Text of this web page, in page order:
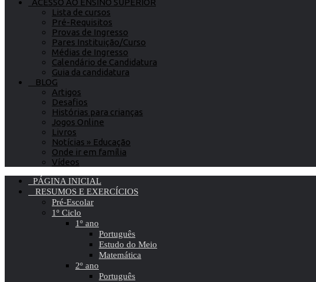
ACESSO AO ENSINO SUPERIOR
Lista de cursos
Pré-Requisitos
Provas de Ingresso
Pares Instituição/Curso
Médias de Ingresso
Calendário de Candidatura
Guia da candidatura
BLOG
Artigos
Desafios
Histórias para crianças
Jogos Online
Livros
Notícias » Educação
Onde ir em família
Vídeos
PÁGINA INICIAL
RESUMOS E EXERCÍCIOS
Pré-Escolar
1º Ciclo
1º ano
Português
Estudo do Meio
Matemática
2º ano
Português